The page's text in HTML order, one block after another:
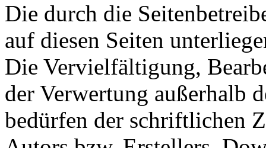
Die durch die
auf diesen Seiten
Die Vervielfältigung,
der Verwertung außerhalb
bedürfen der schriftlichen